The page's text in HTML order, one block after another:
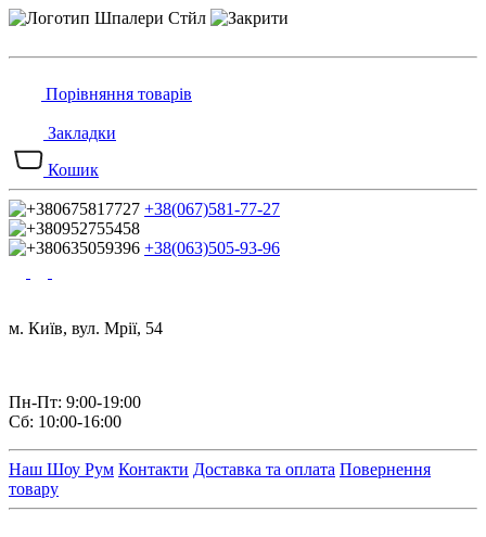
Порівняння товарів
Закладки
Кошик
+38(067)581-77-27
+38(063)505-93-96
м. Київ, вул. Мрії, 54
Пн-Пт: 9:00-19:00
Сб: 10:00-16:00
Наш Шоу Рум Контакти Доставка та оплата Повернення
товару